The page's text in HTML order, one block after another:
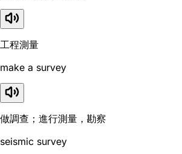
工程測量
make a survey
做調查；進行測量，勘察
seismic survey